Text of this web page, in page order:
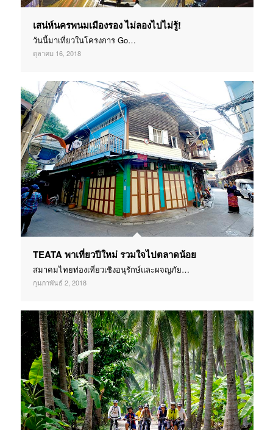
เสน่ห์นครพนมเมืองรอง ไม่ลองไปไม่รู้!
วันนี้มาเที่ยวในโครงการ Go…
ตุลาคม 16, 2018
TEATA พาเที่ยวปีใหม่ รวมใจไปตลาดน้อย
สมาคมไทยท่องเที่ยวเชิงอนุรักษ์และผจญภัย…
กุมภาพันธ์ 2, 2018